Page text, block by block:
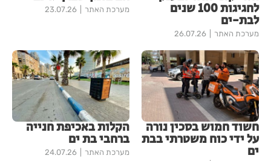
לחגיגות 100 שנים
לבת-ים
מערכת האתר 26.07.26
מערכת האתר 23.07.26
חשוד חמוש בסכין נורה
על ידי כוח משטרתי בבת
ים
הקלות באכיפת חנייה
ברחבי בת ים
מערכת האתר 24.07.26